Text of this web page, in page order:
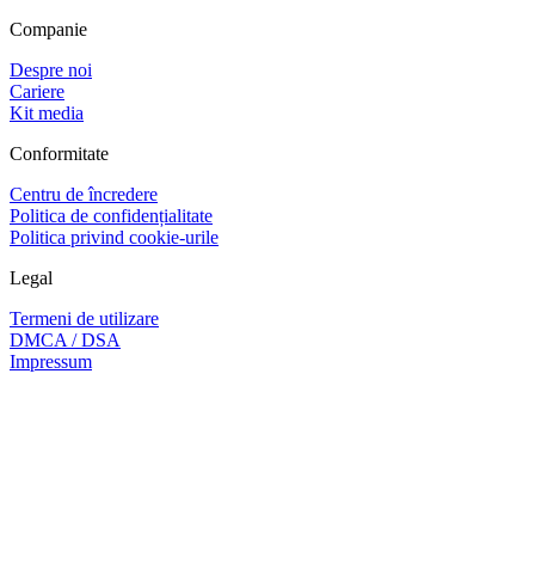
Companie
Despre noi
Cariere
Kit media
Conformitate
Centru de încredere
Politica de confidențialitate
Politica privind cookie-urile
Legal
Termeni de utilizare
DMCA / DSA
Impressum